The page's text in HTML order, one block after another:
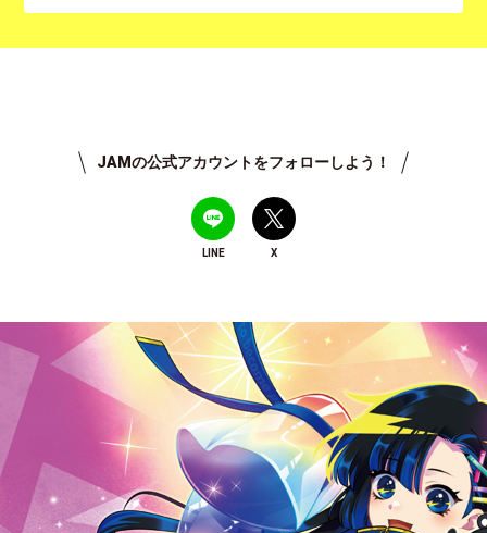
JAMの公式アカウントをフォローしよう！
LINE X